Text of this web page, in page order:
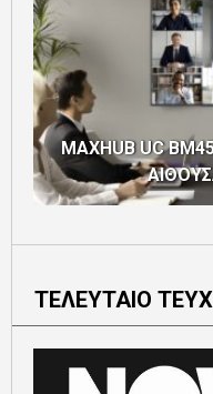
MAXHUB UC
ΤΕΛΕΥΤΑΙΟ